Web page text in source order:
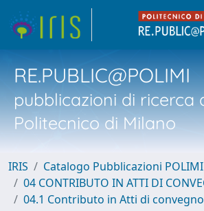
RE.PUBLIC@POLIMI
pubblicazioni di ricerca
Politecnico di Milano
IRIS
Catalogo Pubblicazioni POLIMI
04 CONTRIBUTO IN ATTI DI
04.1 Contributo in Atti di convegno